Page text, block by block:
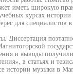
иметь широкую
курсах
для специалистов
Диссертация
и выводы
в статьях и
истории музыки в